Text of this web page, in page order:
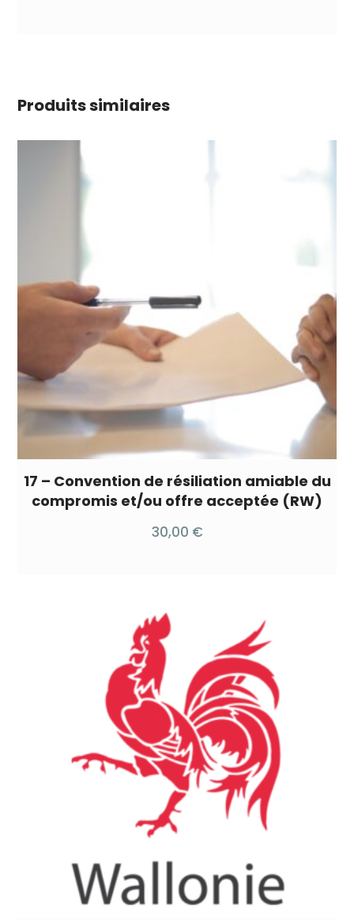
Produits similaires
17 – Convention de résiliation amiable du
compromis et/ou offre acceptée (RW)
30,00 €